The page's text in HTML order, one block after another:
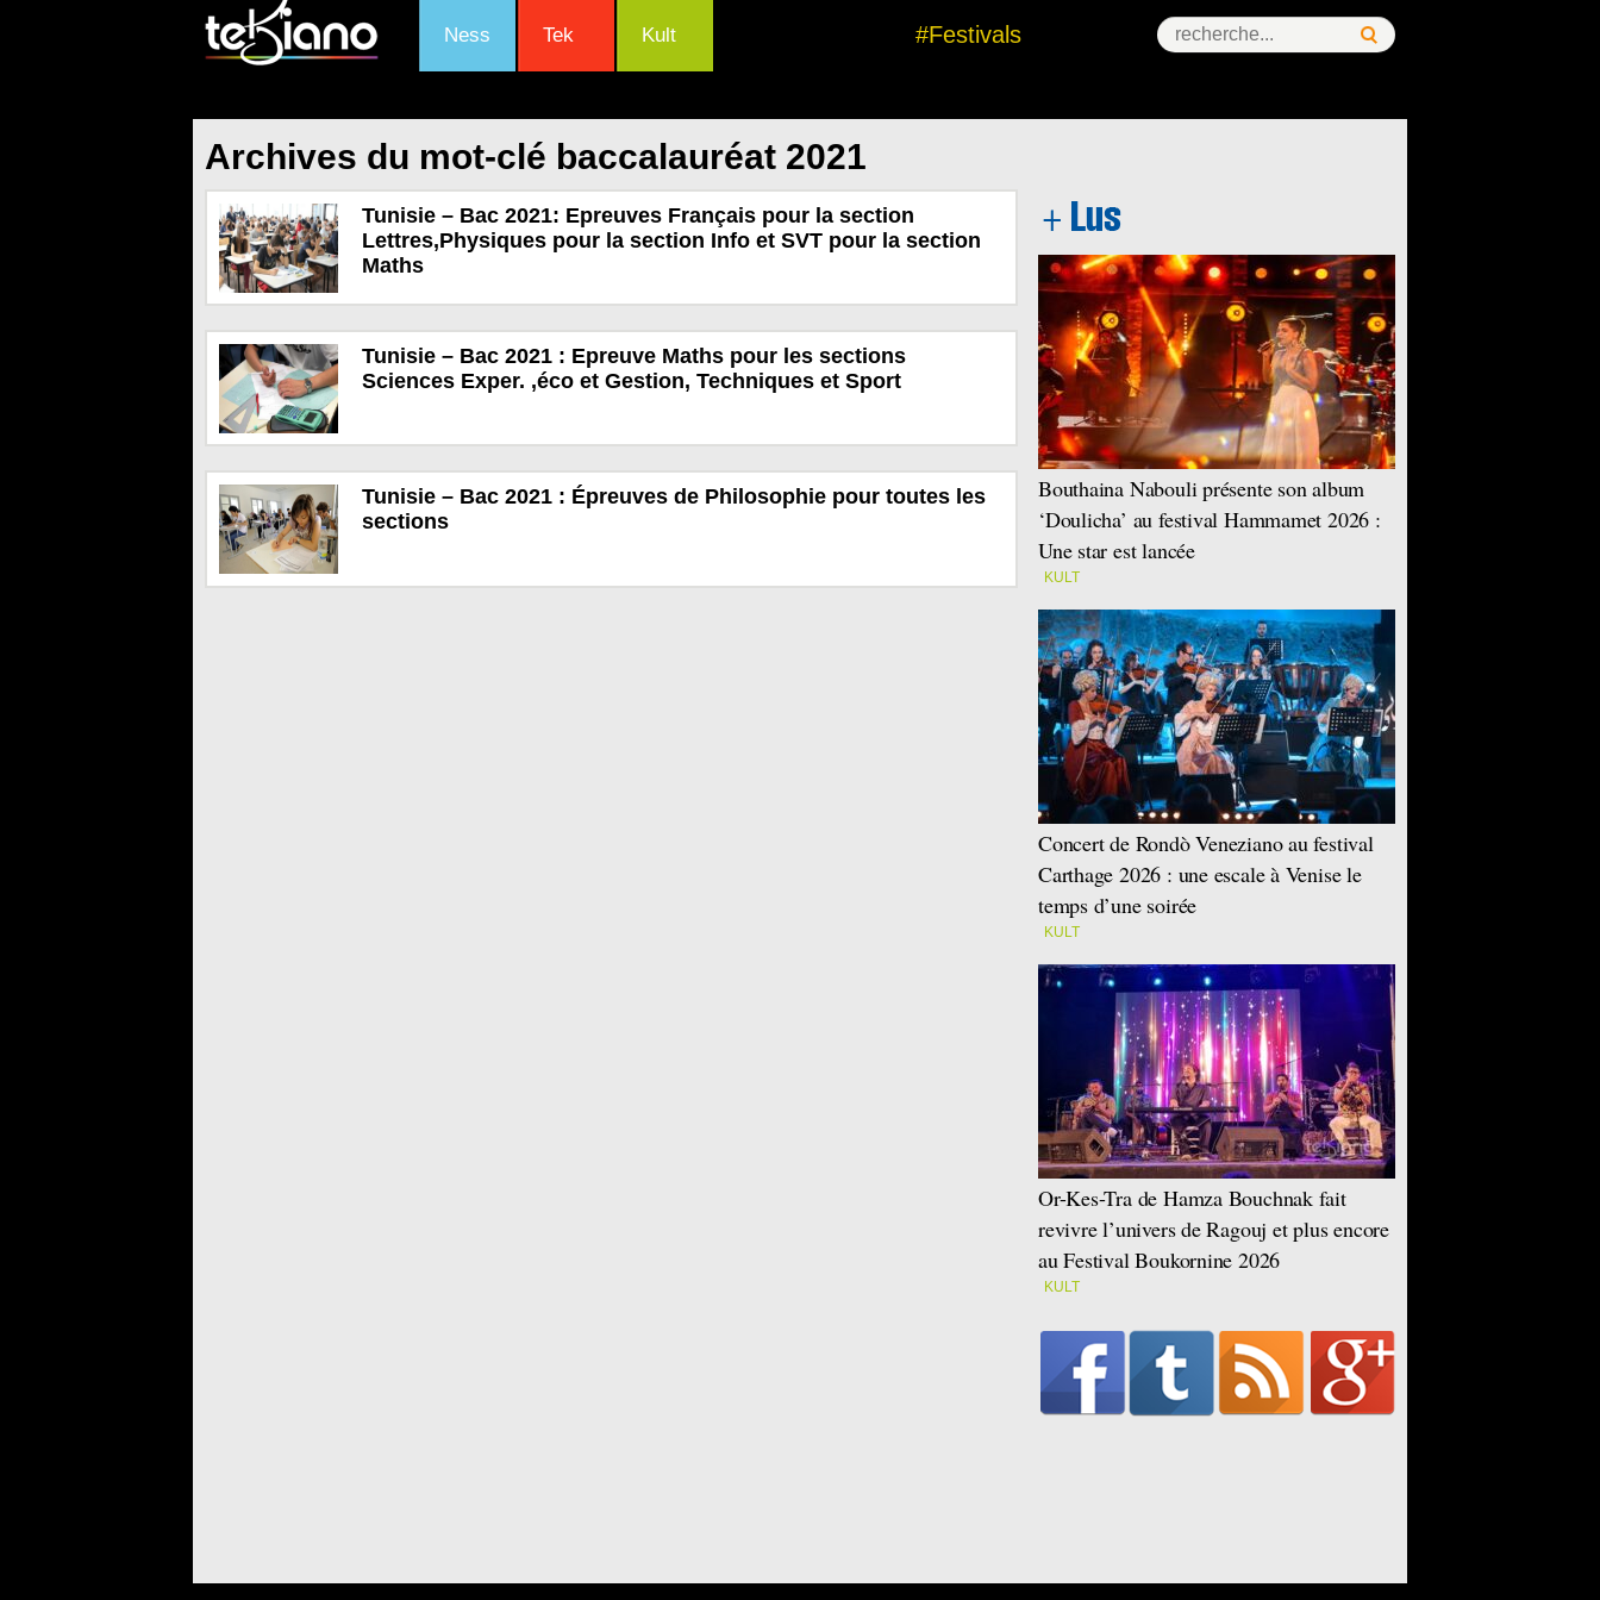
Ness Tek Kult #Festivals
Archives du mot-clé baccalauréat 2021
Tunisie – Bac 2021: Epreuves Français pour la section
Lettres,Physiques pour la section Info et SVT pour la section
Maths
Tunisie – Bac 2021 : Epreuve Maths pour les sections
Sciences Exper. ,éco et Gestion, Techniques et Sport
Tunisie – Bac 2021 : Épreuves de Philosophie pour toutes les
sections
Bouthaina Nabouli présente son album
‘Doulicha’ au festival Hammamet 2026 :
Une star est lancée
KULT
Concert de Rondò Veneziano au festival
Carthage 2026 : une escale à Venise le
temps d’une soirée
KULT
Or-Kes-Tra de Hamza Bouchnak fait
revivre l’univers de Ragouj et plus encore
au Festival Boukornine 2026
KULT